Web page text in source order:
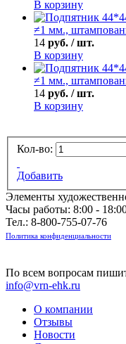
В корзину
≠1 мм.,
14 руб. / шт.
В корзину
≠1 мм.,
14 руб. / шт.
В корзину
Кол-во:
Добавить
Элементы
Часы работы: 8:00 -
Тел.: 8-800-755-07-76
Политика конфиденциальности
По всем вопросам
info@vrn-ehk.ru
О компании
Отзывы
Новости